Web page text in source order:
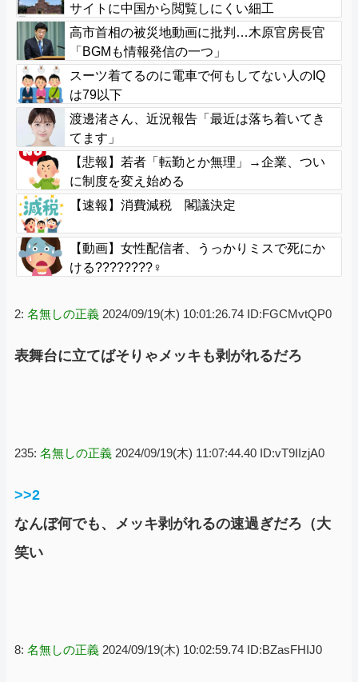
サイトに中国から閲覧しにくい細工
高市首相の被災地動画に批判…木原官房長官
「BGMも情報発信の一つ」
スーツ着てるのに電車で何もしてない人のIQ
は79以下
渡邊渚さん、近況報告「最近は落ち着いてき
てます」
【悲報】若者「転勤とか無理」→企業、つい
に制度を変え始める
【速報】消費減税 閣議決定
【動画】女性配信者、うっかりミスで死にか
ける????????‍♀
2: 名無しの正義 2024/09/19(木) 10:01:26.74 ID:FGCMvtQP0
表舞台に立てばそりゃメッキも剥がれるだろ
235: 名無しの正義 2024/09/19(木) 11:07:44.40 ID:vT9IIzjA0
>>2
なんぼ何でも、メッキ剥がれるの速過ぎだろ（大
笑い
8: 名無しの正義 2024/09/19(木) 10:02:59.74 ID:BZasFHIJ0